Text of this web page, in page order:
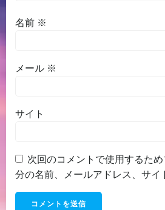
名前 ※
メール ※
サイト
次回のコメントで使用するた
分の名前、メールアドレス、サイ